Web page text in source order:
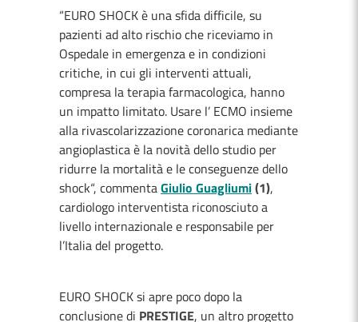
“EURO SHOCK è una sfida difficile, su
pazienti ad alto rischio che riceviamo in
Ospedale in emergenza e in condizioni
critiche, in cui gli interventi attuali,
compresa la terapia farmacologica, hanno
un impatto limitato. Usare l’ ECMO insieme
alla rivascolarizzazione coronarica mediante
angioplastica è la novità dello studio per
ridurre la mortalità e le conseguenze dello
shock“, commentaGiulio Guagliumi(1),
cardiologo interventista riconosciuto a
livello internazionale e responsabile per
l’Italia del progetto.
EURO SHOCK si apre poco dopo la
conclusione di PRESTIGE, un altro progetto